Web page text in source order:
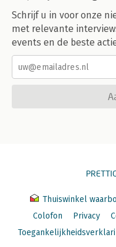
Schrijf u in voor onze
met relevante
events en de beste
Thuiswinkel
Colofon
Privacy